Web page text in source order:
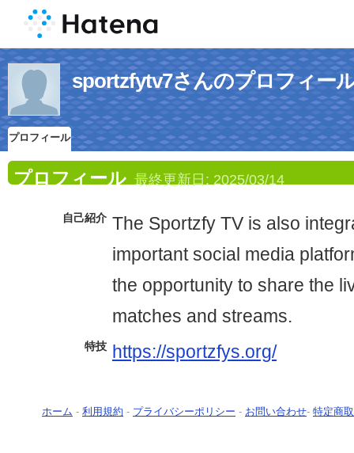
sportzfytv7さんのプロフィー
プロフィール
プロフィール 最終更新日: 2025/03/14
自己紹介 The Sportzfy TV is also
important social media
the opportunity to share the
matches and streams.
特技 https://sportzfys.org/
ホーム - 利用規約 - プライバシーポリシー - お問い合わせ- 特定商